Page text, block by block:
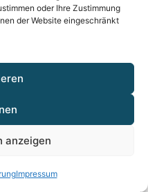
oder Ihre Zustimmung
der Website eingeschränkt
anzeigen
Impressum
Der Erfolg
Leistung…